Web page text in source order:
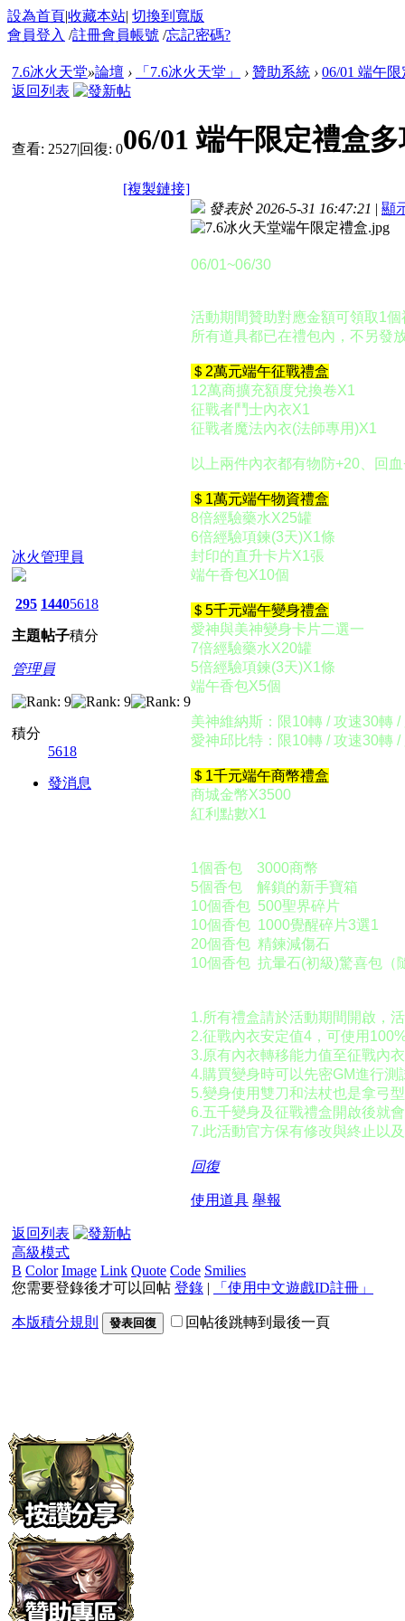
設為首頁|收藏本站| 切換到寬版
會員登入 /註冊會員帳號 /忘記密碼?
7.6冰火天堂»論壇 › 「7.6冰火天堂」 › 贊助系統 › 06/01 端午
返回列表
查看: 2527|回復: 006/01 端午限定禮盒
[複製鏈接]
冰火管理員
295
主題
1440
帖子
5618
積分
管理員
積分
5618
發消息
發表於 2026-5-31 16:47:21 | 顯
06/01~06/30
活動期間贊助對應金額可領取1
所有道具都已在禮包內，不另發
＄2萬元端午征戰禮盒
12萬商擴充額度兌
征戰者鬥士內衣X1 無法
征戰者魔法內衣(法師專用
以上兩件內衣都有物防+20、回
＄1萬元端午物資禮盒
8倍經驗藥水X25罐
6倍經驗項鍊(3天)X1條
封印的直升卡片X1張
端午香包X10個
＄5千元端午變身禮盒
愛神與美神變身卡片二選一
7倍經驗藥水X20罐
5倍經驗項鍊(3天)X1條
端午香包X5個
美神維納斯：限10轉 / 攻速30轉
愛神邱比特：限10轉 / 攻速30轉
＄1千元端午商幣禮盒
商城金幣X3500
紅利點數X1
1個香包 3000商幣
5個香包 解鎖的新手寶箱
10個香包 500聖界碎片
10個香包 1000覺醒碎片3選1
20個香包 精鍊減傷石
10個香包 抗暈石(初級)驚喜包（
1.所有禮盒請於活動期間開啟，
2.征戰內衣安定值4，可使用
3.原有內衣轉移能力值至征戰內
4.購買變身時可以先密GM進行
5.變身使用雙刀和法杖也是拿弓
6.五千變身及征戰禮盒開啟後就
7.此活動官方保有修改與終止以
回復
使用道具 舉報
返回列表
高級模式
B Color Image Link Quote Code Smilies
您需要登錄後才可以回帖 登錄 | 「使用中文遊戲ID註冊」
本版積分規則 發表回復 回帖後跳轉到最後一頁